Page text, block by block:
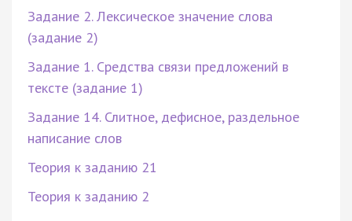
Задание 2. Лексическое значение слова
(задание 2)
Задание 1. Средства связи предложений в
тексте (задание 1)
Задание 14. Слитное, дефисное, раздельное
написание слов
Теория к заданию 21
Теория к заданию 2